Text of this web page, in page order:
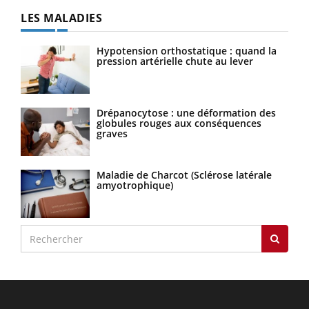
LES MALADIES
Hypotension orthostatique : quand la
pression artérielle chute au lever
Drépanocytose : une déformation des
globules rouges aux conséquences
graves
Maladie de Charcot (Sclérose latérale
amyotrophique)